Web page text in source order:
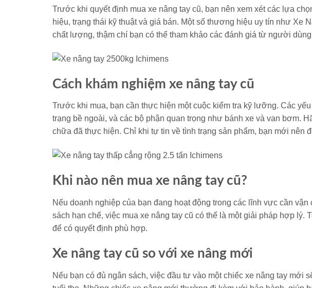
Trước khi quyết định mua xe nâng tay cũ, bạn nên xem xét các lựa
hiệu, trạng thái kỹ thuật và giá bán. Một số thương hiệu uy tín như Xe
chất lượng, thậm chí bạn có thể tham khảo các đánh giá từ người
Cách khám nghiệm xe nâng tay cũ
Trước khi mua, bạn cần thực hiện một cuộc kiểm tra kỹ lưỡng. Các
trạng bề ngoài, và các bộ phận quan trọng như bánh xe và van bơm.
chữa đã thực hiện. Chỉ khi tự tin về tình trạng sản phẩm, bạn mới nên
Khi nào nên mua xe nâng tay cũ?
Nếu doanh nghiệp của bạn đang hoạt động trong các lĩnh vực cần
sách hạn chế, việc mua xe nâng tay cũ có thể là một giải pháp hợp lý.
để có quyết định phù hợp.
Xe nâng tay cũ so với xe nâng mới
Nếu bạn có đủ ngân sách, việc đầu tư vào một chiếc xe nâng tay mới